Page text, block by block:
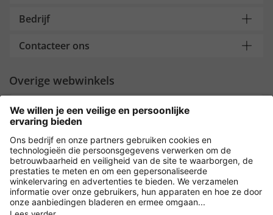
Bedrijf
Contacteer ons
Overige webwinkels
Nederland
Payment and Delivery
Versleuteling met